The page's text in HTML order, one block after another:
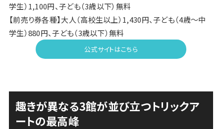
学生）1,100円、子ども（3歳以下）無料
【前売り券各種】大人（高校生以上）1,430円、子ども（4歳～中
学生）880円、子ども（3歳以下）無料
公式サイトはこちら
趣きが異なる3館が並び立つトリックア
ートの最高峰